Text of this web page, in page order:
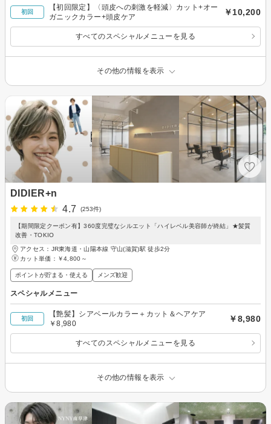
初回
【初回限定】〈頭皮への刺激を軽減〉カット+オー
ガニックカラー+頭皮ケア
￥10,200
すべてのスペシャルメニューを見る
その他の情報を表示
DIDIER+n
4.7
(253件)
【期間限定クーポン有】360度完璧なシルエット「ハイレベル美容師が終結」★髪質
改善・TOKIO
アクセス：JR東海道・山陽本線 守山(滋賀)駅 徒歩2分
カット単価： ￥4,800～
ポイントが貯まる・使える メンズ歓迎
スペシャルメニュー
初回
【艶髪】シアベールカラー＋カット＆ヘアケア
￥8,980
￥8,980
すべてのスペシャルメニューを見る
その他の情報を表示